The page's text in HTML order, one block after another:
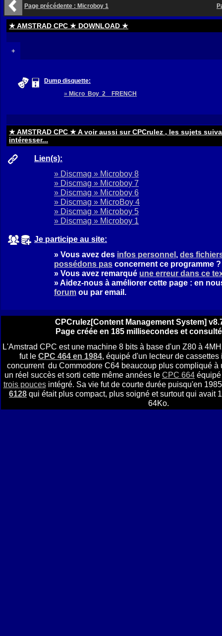
Page précédente : Microboy 1
★ AMSTRAD CPC ★ DOWNLOAD ★
+
Dump disquette:
» Micro Boy 2 FRENCH
★ AMSTRAD CPC ★ A voir aussi sur CPCrulez , les sujets
intéresser...
Lien(s):
» Discmag » Microboy 8
» Discmag » Microboy 7
» Discmag » Microboy 6
» Discmag » MicroBoy 4
» Discmag » Microboy 5
» Discmag » Microboy 1
Je participe au site:
» Vous avez des infos personnel, des
possédons pas concernent ce programme ?
» Vous avez remarqué une erreur dans ce
» Aidez-nous à améliorer cette page : en
forum ou par email.
CPCrulez[Content Management System]
Page créée en 185 millisecondes et
L'Amstrad CPC est une machine 8 bits à base d'un Z80 à
fut le CPC 464 en 1984, équipé d'un lecteur de
concurrent du Commodore C64 beaucoup plus compliqué à
un réel succès et sorti cette même années le CPC 664
trois poucesintégré. Sa vie fut de courte durée puisqu'en
6128 qui était plus compact, plus soigné et surtout qui avait
64Ko.